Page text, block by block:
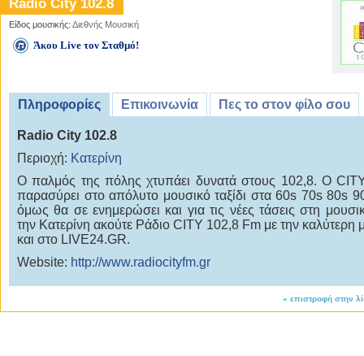
Radio City 102.8
Είδος μουσικής: Διεθνής Μουσική
Άκου Live τον Σταθμό!
Πληροφορίες Επικοινωνία Πες το στον φίλο σου
Radio City 102.8
Περιοχή: Κατερίνη
Ο παλμός της πόλης χτυπάει δυνατά στους 102,8. Ο
παρασύρει στο απόλυτο μουσικό ταξίδι στα 60s 70s 80s
όμως θα σε ενημερώσει και για τις νέες τάσεις στη
την Κατερίνη ακούτε Ράδιο CITY 102,8 Fm με την καλύτερη
και στο LIVE24.GR.
Website: http://www.radiocityfm.gr
« επιστροφή στην